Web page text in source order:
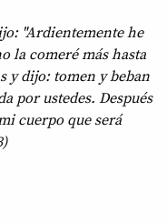
"Ardientemente he
la comeré más hasta
y dijo: tomen y beban
por ustedes. Después
cuerpo que será